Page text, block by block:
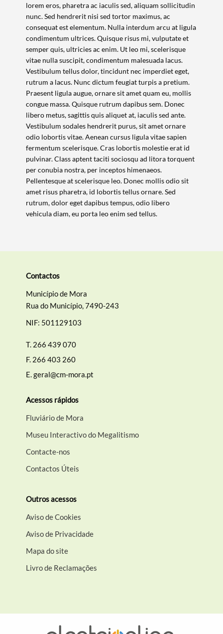
Termo de Pesquisa
Categorias gerais
Filtros
lorem eros, pharetra ac iaculis sed, aliquam sollicitudin
nunc. Sed hendrerit nisi sed tortor maximus, ac
consequat est elementum. Nulla interdum arcu at ligula
condimentum ultrices. Quisque risus mi, vulputate et
semper quis, ultricies ac enim. Ut leo mi, scelerisque
vitae nulla suscipit, condimentum malesuada lacus.
Vestibulum tellus dolor, tincidunt nec imperdiet eget,
rutrum a lacus. Nunc dictum feugiat turpis a pretium.
Praesent ligula augue, ornare sit amet quam eu, mollis
congue massa. Quisque rutrum dapibus sem. Donec
libero metus, sagittis quis aliquet at, iaculis sed ante.
Vestibulum sodales hendrerit purus, sit amet ornare
odio lobortis vitae. Aenean cursus ligula vitae sapien
fermentum scelerisque. Cras lobortis molestie erat id
pulvinar. Class aptent taciti sociosqu ad litora torquent
per conubia nostra, per inceptos himenaeos.
Pellentesque at scelerisque leo. Donec mollis odio sit
amet risus pharetra, id lobortis tellus ornare. Sed
rutrum, dolor eget dapibus tempus, odio libero
vehicula diam, eu porta leo enim sed tellus.
Contactos
Município de Mora
Rua do Município, 7490-243
NIF: 501129103
T. 266 439 070
F. 266 403 260
E.geral@cm-mora.pt
Acessos rápidos
Fluviário de Mora
Museu Interactivo do Megalitismo
Contacte-nos
Contactos Úteis
Outros acessos
Aviso de Cookies
Aviso de Privacidade
Mapa do site
Livro de Reclamações